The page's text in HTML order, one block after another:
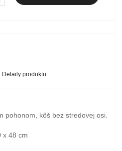
Detaily produktu
pohonom, kôš bez stredovej osi.
x 48 cm